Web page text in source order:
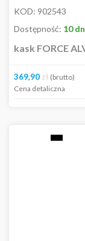
KOD: 902543
Dostępność: 10
kask FORCE
369,90 zł (brutto)
Cena detaliczna